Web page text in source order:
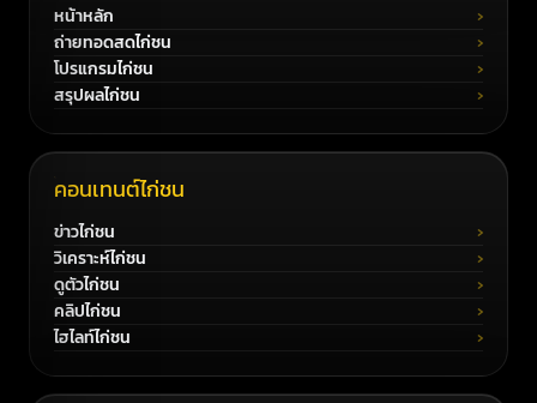
หน้าหลัก
ถ่ายทอดสดไก่ชน
โปรแกรมไก่ชน
สรุปผลไก่ชน
คอนเทนต์ไก่ชน
ข่าวไก่ชน
วิเคราะห์ไก่ชน
ดูตัวไก่ชน
คลิปไก่ชน
ไฮไลท์ไก่ชน